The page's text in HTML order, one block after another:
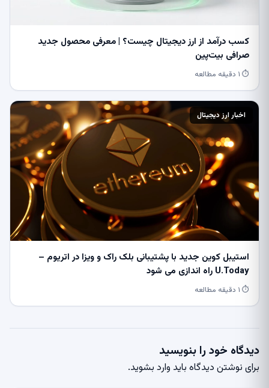
کسب درآمد از ارز دیجیتال چیست؟ | معرفی محصول جدید
صرافی بیت‌پین
⏱ ۱ دقیقه مطالعه
اخبار ارز دیجیتال
استیبل کوین جدید با پشتیبانی بلک راک و ویزا در اتریوم –
U.Today راه اندازی می شود
⏱ ۱ دقیقه مطالعه
دیدگاه خود را بنویسید
برای نوشتن دیدگاه باید وارد بشوید.